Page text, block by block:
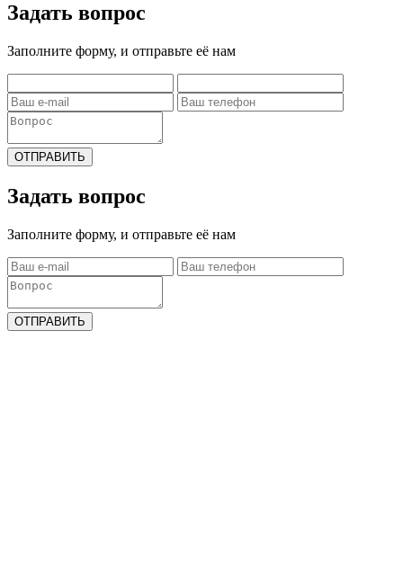
Задать вопрос
Заполните форму, и отправьте её нам
ОТПРАВИТЬ
Задать вопрос
Заполните форму, и отправьте её нам
ОТПРАВИТЬ